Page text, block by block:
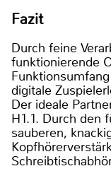
Fazit
Durch feine
funktionierende
digitale
Der ideale
H1.1. Durch den
sauberen,